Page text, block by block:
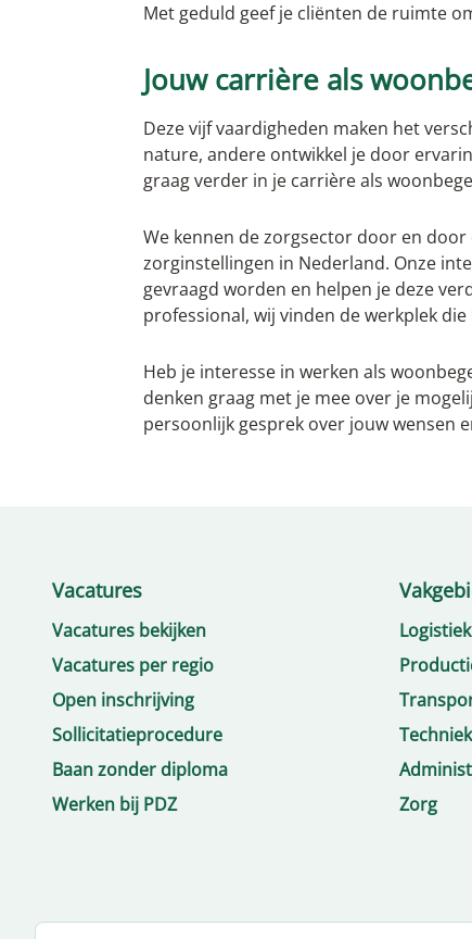
Met geduld geef je cliënten de ruimte
Jouw carrière als
Deze vijf vaardigheden maken het
nature, andere ontwikkel je door
graag verder in je carrière als
We kennen de zorgsector door en
zorginstellingen in Nederland. Onze
gevraagd worden en helpen je deze
professional, wij vinden de werkplek
Heb je interesse in werken als
denken graag met je mee over je
persoonlijk gesprek over jouw wensen
Vacatures
Vacatures bekijken
Vacatures per regio
Open inschrijving
Sollicitatieprocedure
Baan zonder diploma
Werken bij PDZ
Logistiek
Techniek
Zorg